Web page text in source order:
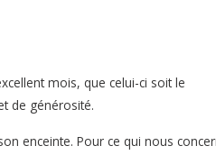
mois, que celui-ci soit le
de générosité.
enceinte. Pour ce qui nous